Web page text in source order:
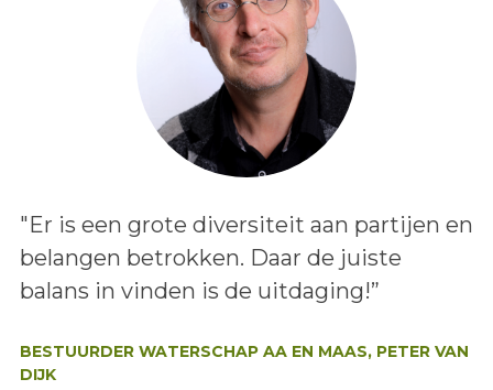
Lees het bericht:
"Er is een grote diversiteit aan partijen en
belangen betrokken. Daar de juiste
balans in vinden is de uitdaging!”
BESTUURDER WATERSCHAP AA EN MAAS, PETER VAN
DIJK